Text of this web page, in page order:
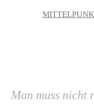
Man muss nicht